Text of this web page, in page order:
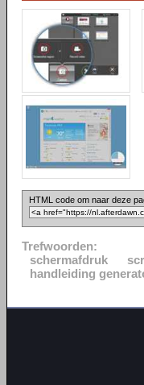
HTML code om naar deze
Trefwoorden:
schermafdruk
handleiding